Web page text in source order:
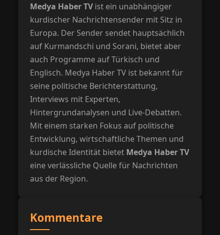
Medya Haber TVist ein unabhängiger
kurdischer Nachrichtensender mit Sitz in
Europa. Der Sender sendet hauptsächlich
auf Kurmandschi und Sorani, bietet aber
auch Programme auf Türkisch und
Englisch. Medya Haber TV ist bekannt für
seine politische Berichterstattung,
Interviews mit Experten,
Hintergrundanalysen und Live-Debatten.
Mit einem starken Fokus auf politische
Entwicklung, wirtschaftliche Themen und
kurdische Identität bietet Medya Haber TV
eine verlässliche Quelle für Nachrichten
aus der Region.
Kommentare